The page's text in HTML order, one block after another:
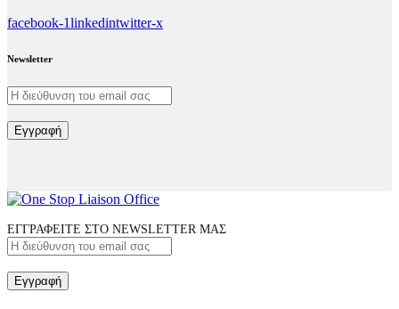
facebook-1linkedintwitter-x
Newsletter
Εγγραφή
ΕΓΓΡΑΦΕΙΤΕ ΣΤΟ NEWSLETTER ΜΑΣ
Εγγραφή